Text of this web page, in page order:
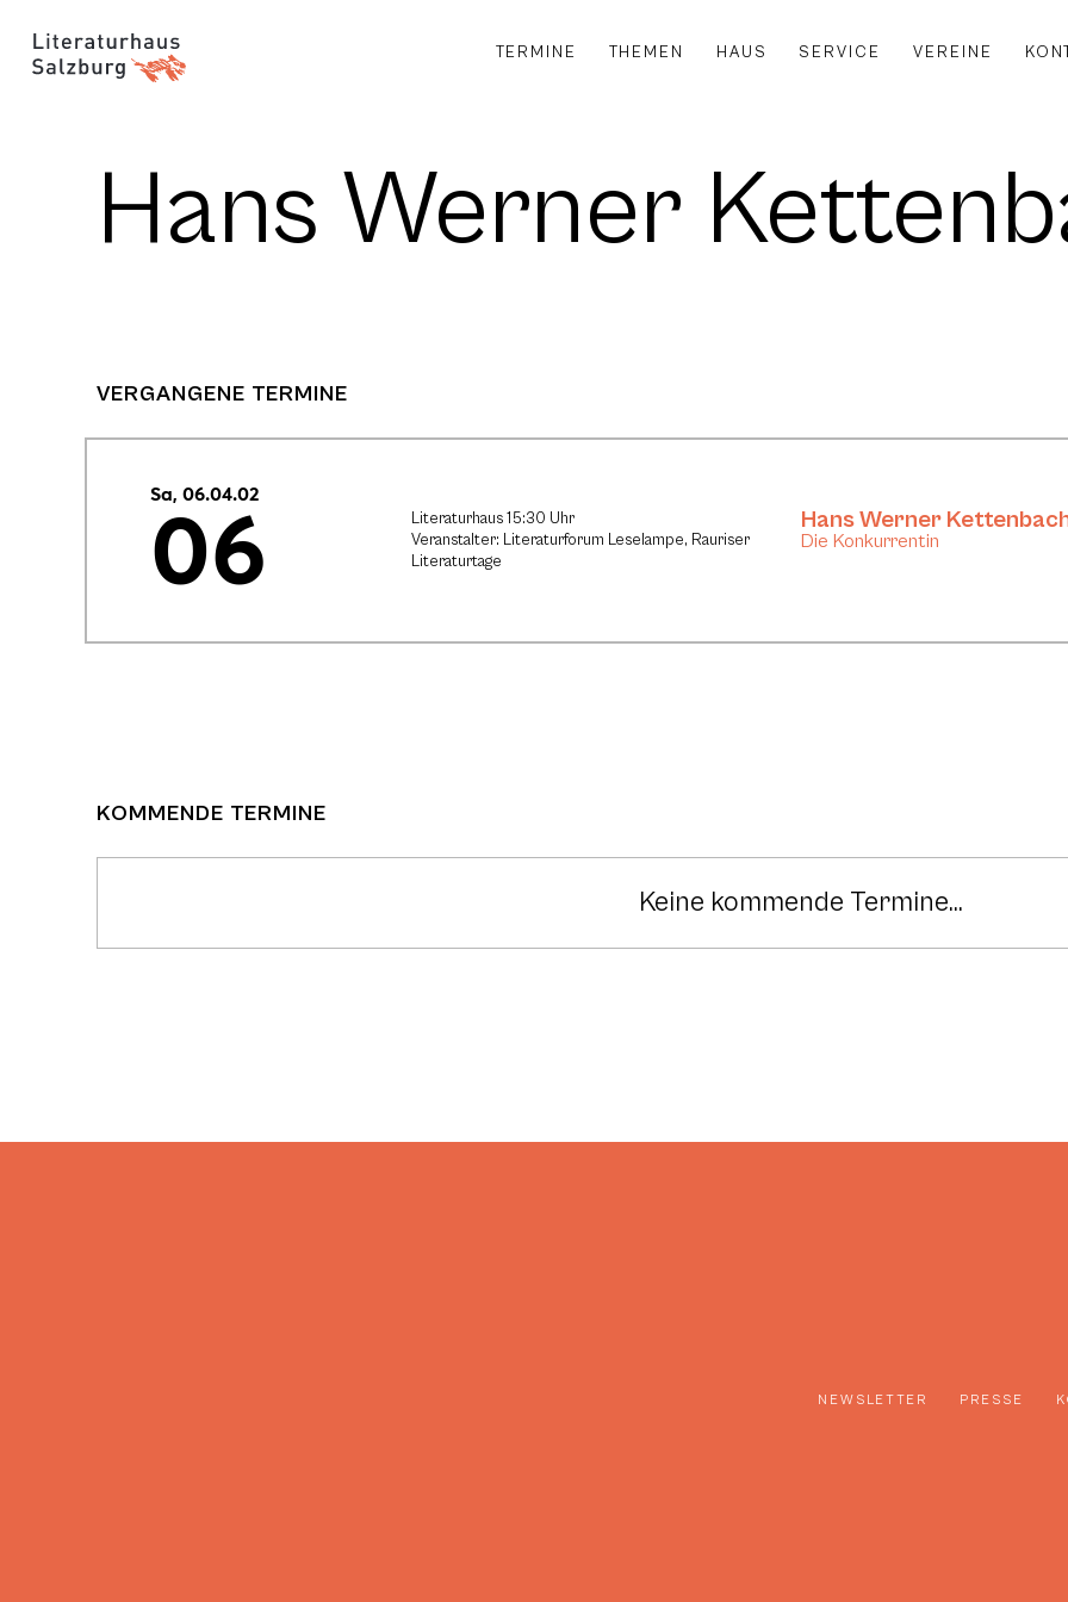
TERMINE THEMEN HAUS SERVICE VEREINE
Hans Werner
VERGANGENE TERMINE
Sa, 06.04.02
06
Literaturhaus 15:30 Uhr
Veranstalter: Literaturforum Leselampe, Rauriser
Literaturtage
Hans Werner
Die Konkurrentin
KOMMENDE TERMINE
Keine kommende Termine...
NEWSLETTER PRESSE